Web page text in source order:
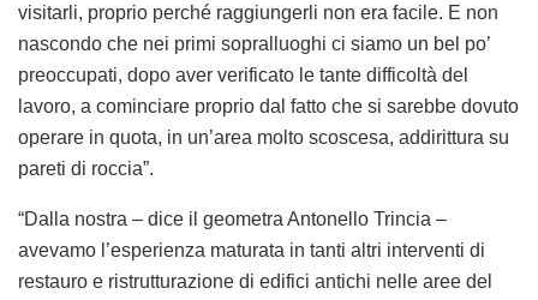
visitarli, proprio perché raggiungerli non era facile. E non
nascondo che nei primi sopralluoghi ci siamo un bel po’
preoccupati, dopo aver verificato le tante difficoltà del
lavoro, a cominciare proprio dal fatto che si sarebbe dovuto
operare in quota, in un’area molto scoscesa, addirittura su
pareti di roccia”.
“Dalla nostra – dice il geometra Antonello Trincia –
avevamo l’esperienza maturata in tanti altri interventi di
restauro e ristrutturazione di edifici antichi nelle aree del